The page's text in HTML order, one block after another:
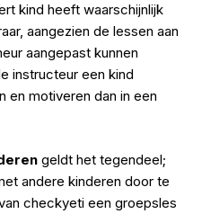
kind heeft waarschijnlijk
aangezien de lessen aan
aangepast kunnen
instructeur een kind
en motiveren dan in een
geldt het tegendeel;
andere kinderen door te
checkyeti een groepsles